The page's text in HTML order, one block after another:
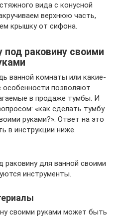
вида с конусной
верхнюю часть,
крышку от сифона.
под раковину своими
ванной комнаты или какие-
особенности позволяют
в продаже тумбы. И
«как сделать тумбу
руками?». Ответ на это
в инструкции ниже.
для ванной своими
инструменты.
своими руками может быть